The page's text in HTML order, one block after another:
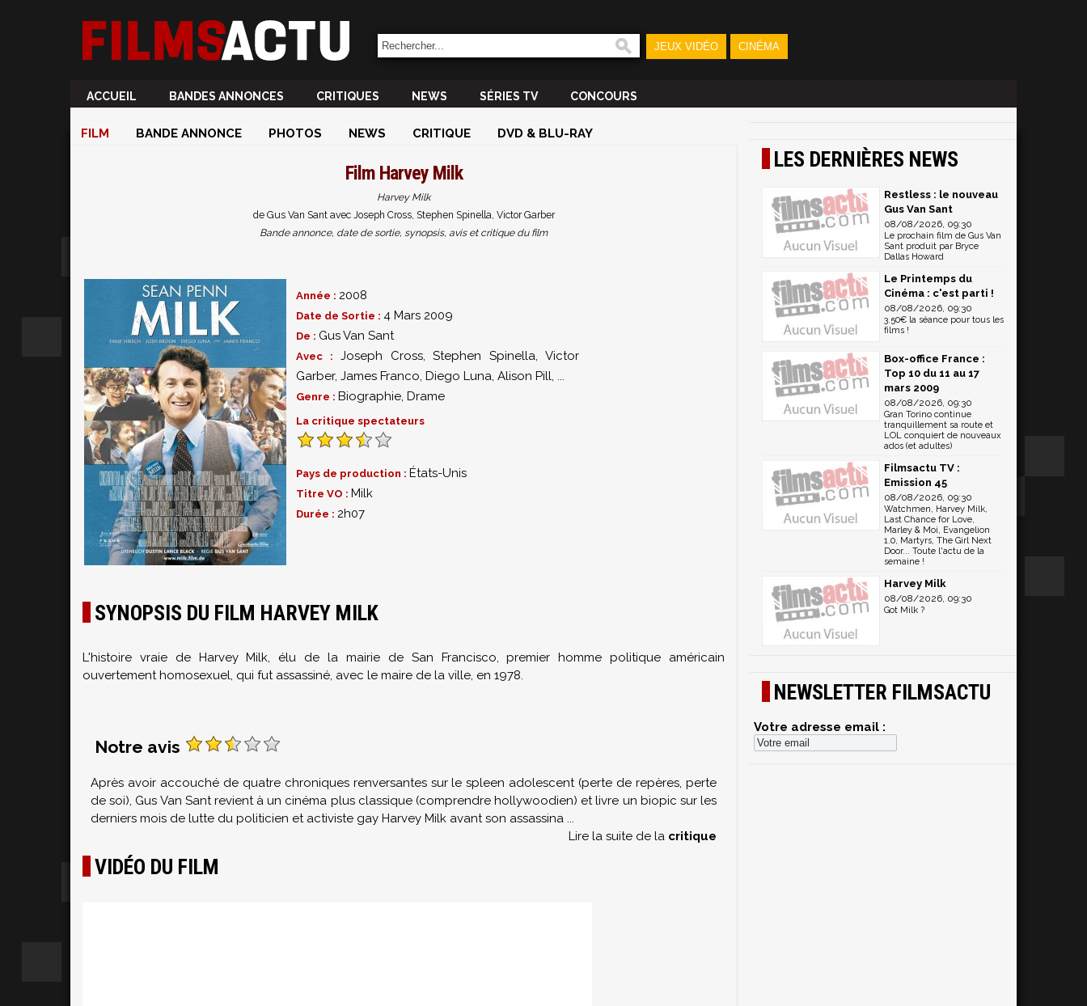
JEUX VIDÉO CINÉMA
ACCUEIL BANDES ANNONCES CRITIQUES NEWS SÉRIES TV CONCOURS
FILM BANDE ANNONCE PHOTOS NEWS CRITIQUE DVD & BLU-RAY
Film Harvey Milk
Harvey Milk
de Gus Van Sant avec Joseph Cross, Stephen Spinella, Victor Garber
Bande annonce, date de sortie, synopsis, avis et critique du film
Année : 2008
Date de Sortie : 4 Mars 2009
De : Gus Van Sant
Avec : Joseph Cross,Stephen Spinella,Victor
Garber, James Franco, Diego Luna, Alison Pill, ...
Genre : Biographie, Drame
La critique spectateurs
Pays de production : États-Unis
Titre VO : Milk
Durée : 2h07
SYNOPSIS DU FILM HARVEY MILK
L'histoire vraie de Harvey Milk, élu de la mairie de San Francisco, premier homme politique américain
ouvertement homosexuel, qui fut assassiné, avec le maire de la ville, en 1978.
Notre avis
Après avoir accouché de quatre chroniques renversantes sur le spleen adolescent (perte de repères, perte
de soi), Gus Van Sant revient à un cinéma plus classique (comprendre hollywoodien) et livre un biopic sur les
derniers mois de lutte du politicien et activiste gay Harvey Milk avant son assassina ...
Lire la suite de la critique
VIDÉO DU FILM
LES DERNIÈRES NEWS
Restless : le nouveau
Gus Van Sant
08/08/2026, 09:30
Le prochain film de Gus Van
Sant produit par Bryce
Dallas Howard
Le Printemps du
Cinéma : c'est parti !
08/08/2026, 09:30
3.50€ la séance pour tous les
films !
Box-office France :
Top 10 du 11 au 17
mars 2009
08/08/2026, 09:30
Gran Torino continue
tranquillement sa route et
LOL conquiert de nouveaux
ados (et adultes)
Filmsactu TV :
Emission 45
08/08/2026, 09:30
Watchmen, Harvey Milk,
Last Chance for Love,
Marley & Moi, Evangelion
1.0, Martyrs, The Girl Next
Door... Toute l'actu de la
semaine !
Harvey Milk
08/08/2026, 09:30
Got Milk ?
NEWSLETTER FILMSACTU
Votre adresse email :